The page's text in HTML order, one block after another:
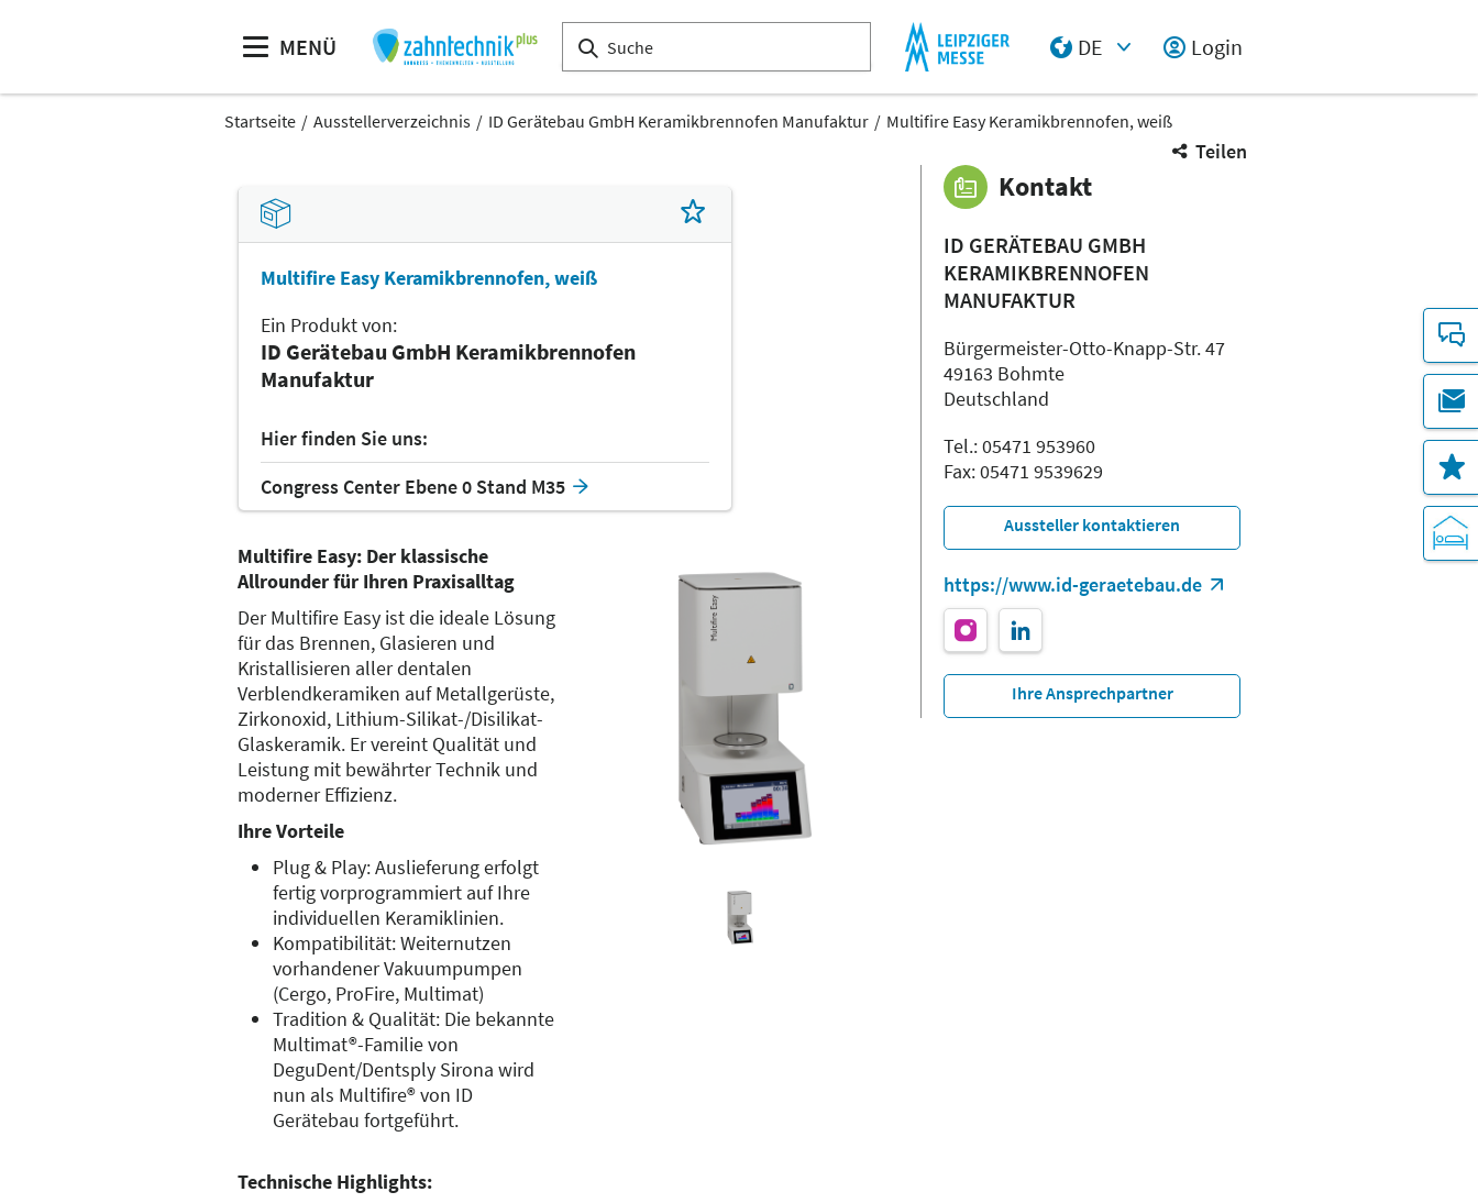
MENÜ
DE
Login
Startseite Ausstellerverzeichnis ID Gerätebau GmbH Keramikbrennofen Manufaktur Multifire Easy Keramikbrennofen, weiß
Teilen
Multifire Easy Keramikbrennofen, weiß
Ein Produkt von:
ID Gerätebau GmbH Keramikbrennofen
Manufaktur
Hier finden Sie uns:
Congress Center Ebene 0 Stand M35
Multifire Easy: Der klassische
Allrounder für Ihren Praxisalltag
Der Multifire Easy ist die ideale Lösung
für das Brennen, Glasieren und
Kristallisieren aller dentalen
Verblendkeramiken auf Metallgerüste,
Zirkonoxid, Lithium-Silikat-/Disilikat-
Glaskeramik. Er vereint Qualität und
Leistung mit bewährter Technik und
moderner Effizienz.
Ihre Vorteile
Plug & Play: Auslieferung erfolgt
fertig vorprogrammiert auf Ihre
individuellen Keramiklinien.
Kompatibilität: Weiternutzen
vorhandener Vakuumpumpen
(Cergo, ProFire, Multimat)
Tradition & Qualität: Die bekannte
Multimat®-Familie von
DeguDent/Dentsply Sirona wird
nun als Multifire® von ID
Gerätebau fortgeführt.
Technische Highlights:
Kontakt
ID GERÄTEBAU GMBH
KERAMIKBRENNOFEN
MANUFAKTUR
Bürgermeister-Otto-Knapp-Str. 47
49163 Bohmte
Deutschland
Tel.: 05471 953960
Fax: 05471 9539629
Aussteller kontaktieren
https://www.id-geraetebau.de
Ihre Ansprechpartner